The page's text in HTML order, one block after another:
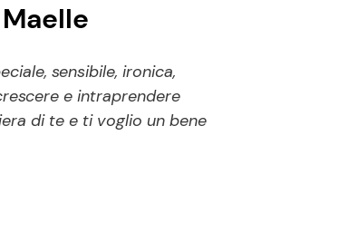
sensibile, ironica,
e intraprendere
di te e ti voglio un bene